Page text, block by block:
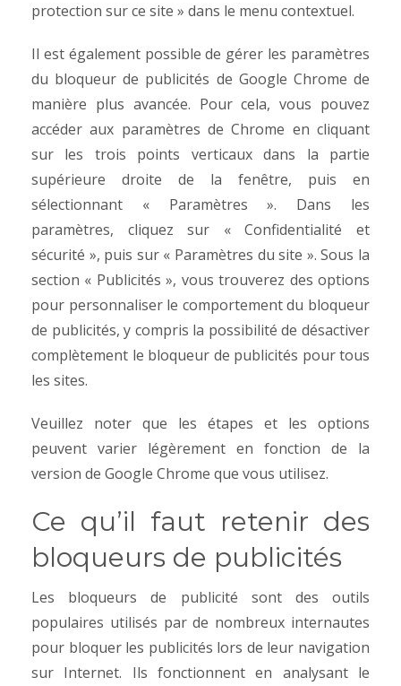
protection sur ce site » dans le menu contextuel.
Il est également possible de gérer les paramètres
du bloqueur de publicités de Google Chrome de
manière plus avancée. Pour cela, vous pouvez
accéder aux paramètres de Chrome en cliquant
sur les trois points verticaux dans la partie
supérieure droite de la fenêtre, puis en
sélectionnant « Paramètres ». Dans les
paramètres, cliquez sur « Confidentialité et
sécurité », puis sur « Paramètres du site ». Sous la
section « Publicités », vous trouverez des options
pour personnaliser le comportement du bloqueur
de publicités, y compris la possibilité de désactiver
complètement le bloqueur de publicités pour tous
les sites.
Veuillez noter que les étapes et les options
peuvent varier légèrement en fonction de la
version de Google Chrome que vous utilisez.
Ce qu’il faut retenir des
bloqueurs de publicités
Les bloqueurs de publicité sont des outils
populaires utilisés par de nombreux internautes
pour bloquer les publicités lors de leur navigation
sur Internet. Ils fonctionnent en analysant le